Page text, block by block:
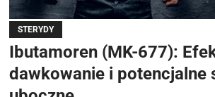
STERYDY
Ibutamoren (MK-677):
dawkowanie i potencjalne